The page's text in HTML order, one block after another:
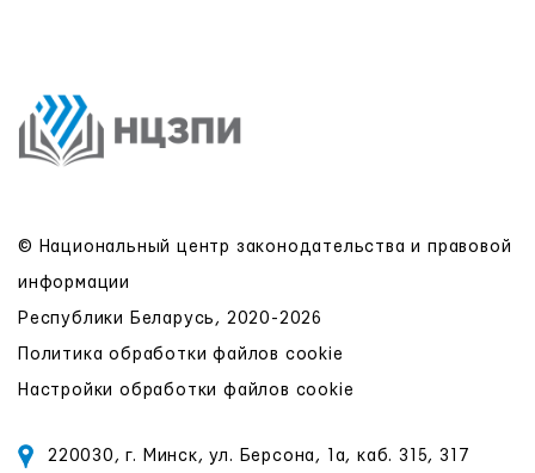
© Национальный центр законодательства и правовой
информации
Республики Беларусь, 2020-2026
Политика обработки файлов cookie
Настройки обработки файлов cookie
220030, г. Минск, ул. Берсона, 1а, каб. 315, 317